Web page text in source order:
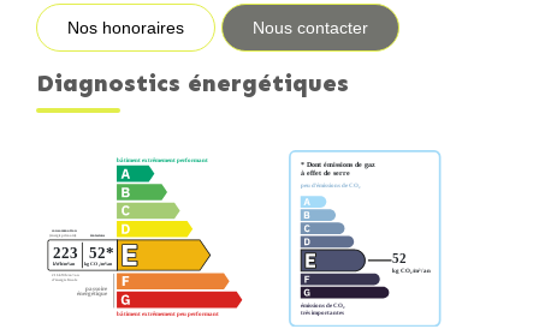
Nos honoraires Nous contacter
Diagnostics énergétiques